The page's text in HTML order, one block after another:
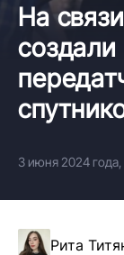
На
создали
3 июня 2024 года,
Рита